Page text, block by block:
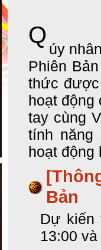
Q
úy
Phiên
thức
hoạt động
tay cùng
tính năng
hoạt động
Bản
Dự kiến
13:00